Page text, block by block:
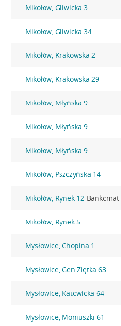
Mikołów, Gliwicka 3
Mikołów, Gliwicka 34
Mikołów, Krakowska 2
Mikołów, Krakowska 29
Mikołów, Młyńska 9
Mikołów, Młyńska 9
Mikołów, Młyńska 9
Mikołów, Pszczyńska 14
Mikołów, Rynek 12 Bankomat
Mikołów, Rynek 5
Mysłowice, Chopina 1
Mysłowice, Gen.Ziętka 63
Mysłowice, Katowicka 64
Mysłowice, Moniuszki 61